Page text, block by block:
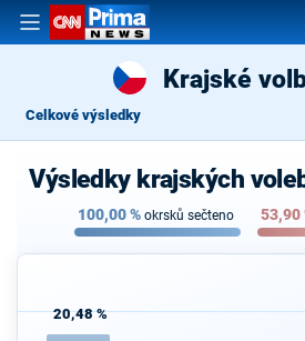
Krajské
Celkové výsledky
Výsledky krajských
100,00% okrsků sečteno 53,90
20,48 %